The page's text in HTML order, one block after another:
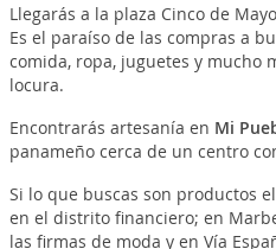
Llegarás a la plaza Cinco de
Es el paraíso de las compras a
comida, ropa, juguetes y mucho
locura.
Encontrarás artesanía en Mi
panameño cerca de un centro
Si lo que buscas son productos
en el distrito financiero; en
las firmas de moda y en Vía